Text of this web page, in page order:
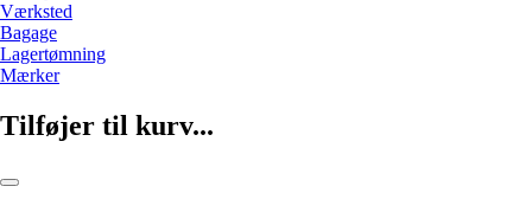
Værksted
Bagage
Lagertømning
Mærker
Tilføjer til kurv...